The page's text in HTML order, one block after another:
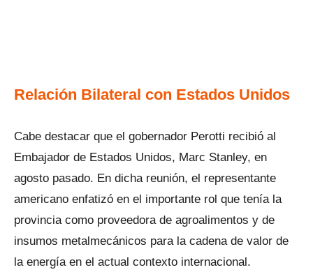
Relación Bilateral con Estados Unidos
Cabe destacar que el gobernador Perotti recibió al
Embajador de Estados Unidos, Marc Stanley, en
agosto pasado. En dicha reunión, el representante
americano enfatizó en el importante rol que tenía la
provincia como proveedora de agroalimentos y de
insumos metalmecánicos para la cadena de valor de
la energía en el actual contexto internacional.